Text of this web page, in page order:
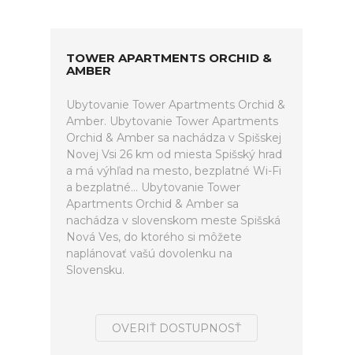
TOWER APARTMENTS ORCHID &
AMBER
Ubytovanie Tower Apartments Orchid &
Amber. Ubytovanie Tower Apartments
Orchid & Amber sa nachádza v Spišskej
Novej Vsi 26 km od miesta Spišský hrad
a má výhľad na mesto, bezplatné Wi-Fi
a bezplatné... Ubytovanie Tower
Apartments Orchid & Amber sa
nachádza v slovenskom meste Spišská
Nová Ves, do ktorého si môžete
naplánovať vašú dovolenku na
Slovensku.
OVERIŤ DOSTUPNOSŤ